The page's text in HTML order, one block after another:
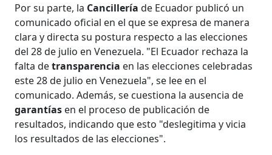
Por su parte, la Cancillería de Ecuador publicó un
comunicado oficial en el que se expresa de manera
clara y directa su postura respecto a las elecciones
del 28 de julio en Venezuela. "El Ecuador rechaza la
falta detransparencia en las elecciones celebradas
este 28 de julio en Venezuela", se lee en el
comunicado. Además, se cuestiona la ausencia de
garantías en el proceso de publicación de
resultados, indicando que esto "deslegitima y vicia
los resultados de las elecciones".